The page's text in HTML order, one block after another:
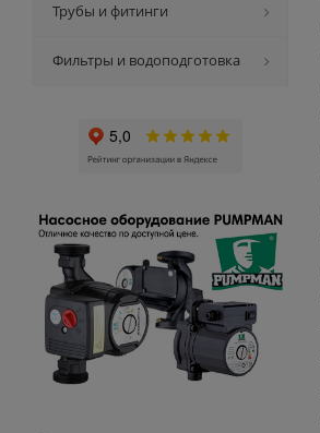
Трубы и фитинги
Фильтры и водоподготовка